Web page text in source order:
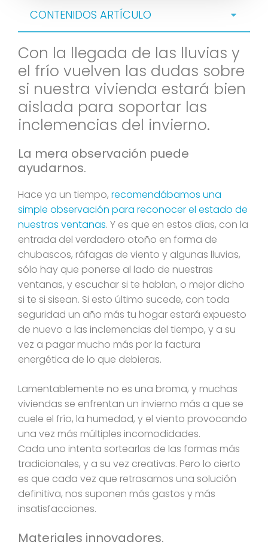
CONTENIDOS ARTÍCULO
Con la llegada de las lluvias y
el frío vuelven las dudas sobre
si nuestra vivienda estará bien
aislada para soportar las
inclemencias del invierno.
La mera observación puede
ayudarnos.
Hace ya un tiempo, recomendábamos una
simple observación para reconocer el estado de
nuestras ventanas. Y es que en estos días, con la
entrada del verdadero otoño en forma de
chubascos, ráfagas de viento y algunas lluvias,
sólo hay que ponerse al lado de nuestras
ventanas, y escuchar si te hablan, o mejor dicho
si te si sisean. Si esto último sucede, con toda
seguridad un año más tu hogar estará expuesto
de nuevo a las inclemencias del tiempo, y a su
vez a pagar mucho más por la factura
energética de lo que debieras.
Lamentablemente no es una broma, y muchas
viviendas se enfrentan un invierno más a que se
cuele el frío, la humedad, y el viento provocando
una vez más múltiples incomodidades.
Cada uno intenta sortearlas de las formas más
tradicionales, y a su vez creativas. Pero lo cierto
es que cada vez que retrasamos una solución
definitiva, nos suponen más gastos y más
insatisfacciones.
Materiales innovadores.